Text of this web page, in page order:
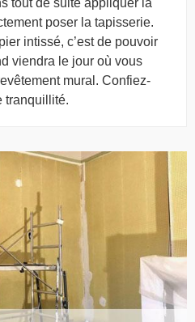
poser la tapisserie.
intissé, c’est de pouvoir
viendra le jour où vous
mural. Confiez-
tranquillité.